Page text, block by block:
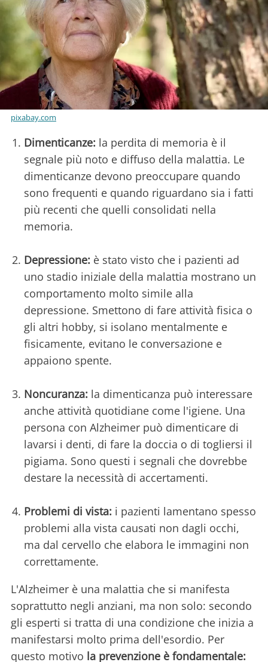
pixabay.com
Dimenticanze: la perdita di memoria è il
segnale più noto e diffuso della malattia. Le
dimenticanze devono preoccupare quando
sono frequenti e quando riguardano sia i fatti
più recenti che quelli consolidati nella
memoria.
Depressione: è stato visto che i pazienti ad
uno stadio iniziale della malattia mostrano un
comportamento molto simile alla
depressione. Smettono di fare attività fisica o
gli altri hobby, si isolano mentalmente e
fisicamente, evitano le conversazione e
appaiono spente.
Noncuranza: la dimenticanza può interessare
anche attività quotidiane come l'igiene. Una
persona con Alzheimer può dimenticare di
lavarsi i denti, di fare la doccia o di togliersi il
pigiama. Sono questi i segnali che dovrebbe
destare la necessità di accertamenti.
Problemi di vista: i pazienti lamentano spesso
problemi alla vista causati non dagli occhi,
ma dal cervello che elabora le immagini non
correttamente.
L'Alzheimer è una malattia che si manifesta
soprattutto negli anziani, ma non solo: secondo
gli esperti si tratta di una condizione che inizia a
manifestarsi molto prima dell'esordio. Per
questo motivo la prevenzione è fondamentale: